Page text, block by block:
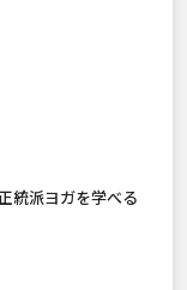
統派ヨガを学べる